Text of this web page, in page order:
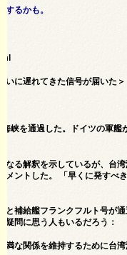
するかも。
いに遅れてきた信号が届いた＞
峡を通過した。ドイツの軍艦
る解釈を示しているが、台
ントした。 「早くに発すべ
補給艦フランクフルト号が
疑問に思う人もいるだろう：
な関係を維持するために台